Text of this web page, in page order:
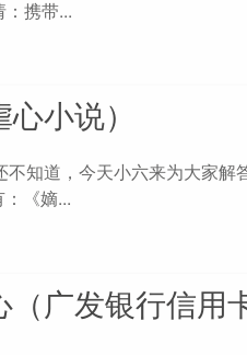
携带...
小说）
知道，今天小六来为大家解
《嫡...
广发银行信用